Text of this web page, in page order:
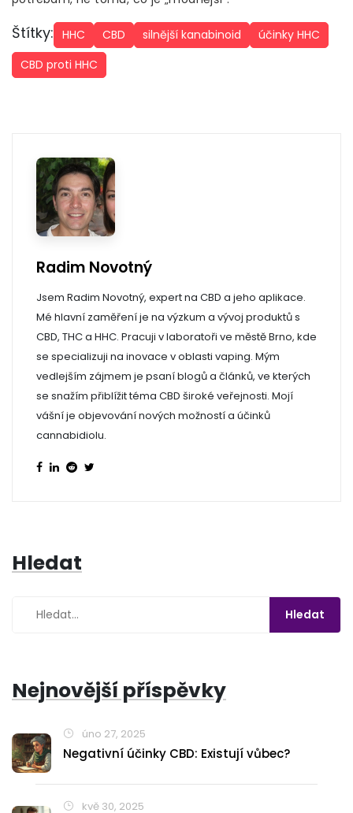
Štítky: HHC CBD silnější kanabinoid
účinky HHC
CBD proti HHC
Radim Novotný
Jsem Radim Novotný, expert na CBD a jeho aplikace.
Mé hlavní zaměření je na výzkum a vývoj produktů s
CBD, THC a HHC. Pracuji v laboratoři ve městě Brno, kde
se specializuji na inovace v oblasti vaping. Mým
vedlejším zájmem je psaní blogů a článků, ve kterých
se snažím přiblížit téma CBD široké veřejnosti. Mojí
vášní je objevování nových možností a účinků
cannabidiolu.
Hledat
Nejnovější příspěvky
úno 27, 2025
Negativní účinky CBD: Existují vůbec?
kvě 30, 2025